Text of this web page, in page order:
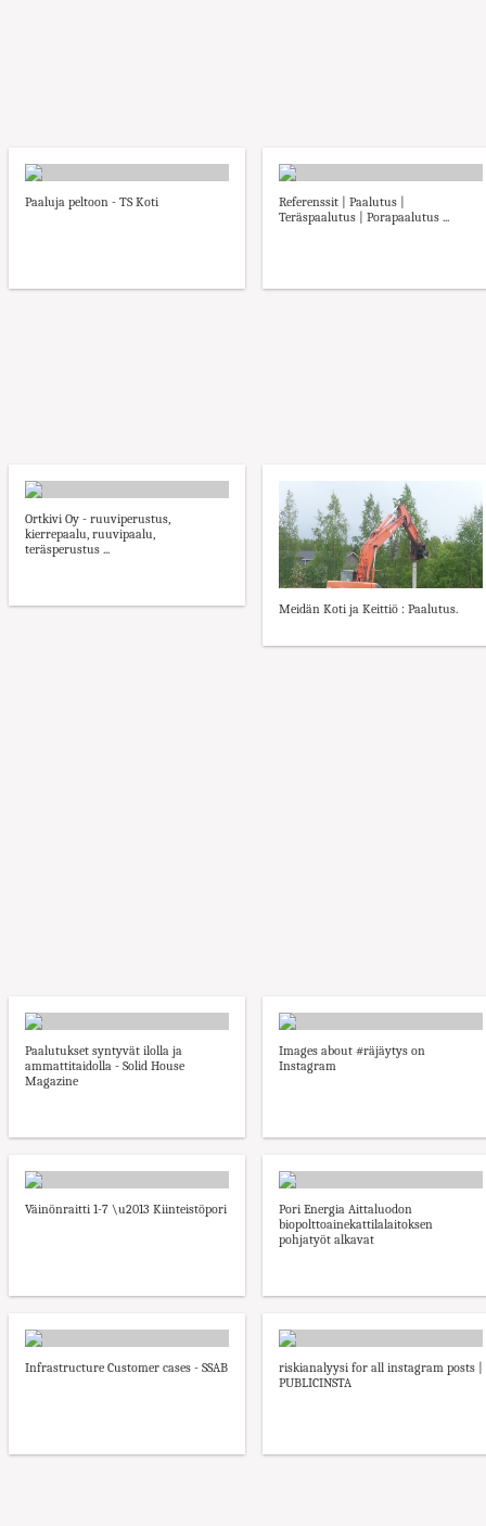
Paaluja peltoon - TS Koti
Referenssit | Paalutus |
Teräspaalutus | Porapaalutus ...
Ortkivi Oy - ruuviperustus,
kierrepaalu, ruuvipaalu,
teräsperustus ...
Meidän Koti ja Keittiö : Paalutus.
Paalutukset syntyvät ilolla ja
ammattitaidolla - Solid House
Magazine
Images about #räjäytys on
Instagram
Väinönraitti 1-7 \u2013 Kiinteistöpori
Pori Energia Aittaluodon
biopolttoainekattilalaitoksen
pohjatyöt alkavat
Infrastructure Customer cases - SSAB
riskianalyysi for all instagram posts |
PUBLICINSTA